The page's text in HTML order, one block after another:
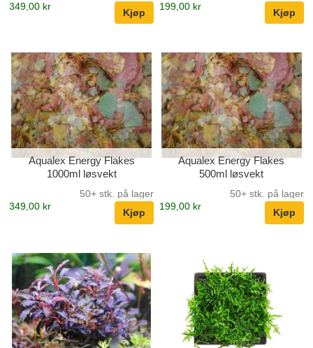
349,00 kr
199,00 kr
Aqualex Energy Flakes
1000ml løsvekt
50+ stk. på lager
349,00 kr
Aqualex Energy Flakes
500ml løsvekt
50+ stk. på lager
199,00 kr